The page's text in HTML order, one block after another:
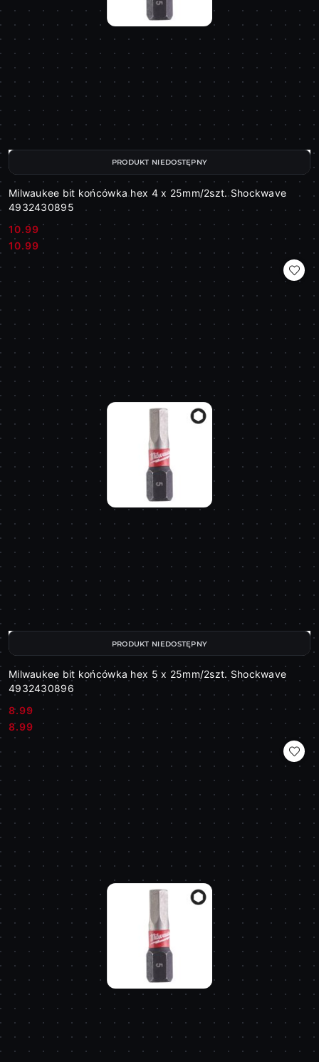
Milwaukee bit końcówka hex 4 x 25mm/2szt. Shockwave
4932430895
Cena:
10.99
Cena:
10.99
PRODUKT NIEDOSTĘPNY
Milwaukee bit końcówka hex 5 x 25mm/2szt. Shockwave
4932430896
Cena:
8.99
Cena:
8.99
PRODUKT NIEDOSTĘPNY